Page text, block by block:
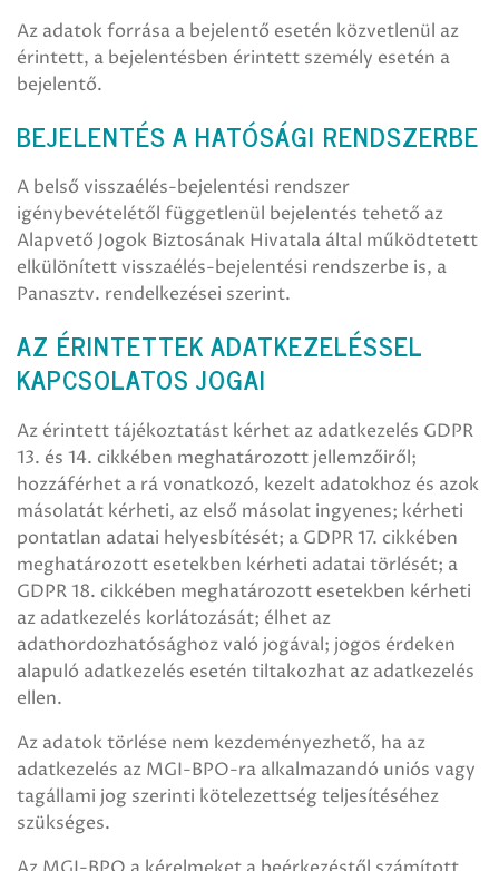
Az adatok forrása a bejelentő esetén közvetlenül az
érintett, a bejelentésben érintett személy esetén a
bejelentő.
BEJELENTÉS A HATÓSÁGI RENDSZERBE
A belső visszaélés-bejelentési rendszer
igénybevételétől függetlenül bejelentés tehető az
Alapvető Jogok Biztosának Hivatala által működtetett
elkülönített visszaélés-bejelentési rendszerbe is, a
Panasztv. rendelkezései szerint.
AZ ÉRINTETTEK ADATKEZELÉSSEL
KAPCSOLATOS JOGAI
Az érintett tájékoztatást kérhet az adatkezelés GDPR
13. és 14. cikkében meghatározott jellemzőiről;
hozzáférhet a rá vonatkozó, kezelt adatokhoz és azok
másolatát kérheti, az első másolat ingyenes; kérheti
pontatlan adatai helyesbítését; a GDPR 17. cikkében
meghatározott esetekben kérheti adatai törlését; a
GDPR 18. cikkében meghatározott esetekben kérheti
az adatkezelés korlátozását; élhet az
adathordozhatósághoz való jogával; jogos érdeken
alapuló adatkezelés esetén tiltakozhat az adatkezelés
ellen.
Az adatok törlése nem kezdeményezhető, ha az
adatkezelés az MGI-BPO-ra alkalmazandó uniós vagy
tagállami jog szerinti kötelezettség teljesítéséhez
szükséges.